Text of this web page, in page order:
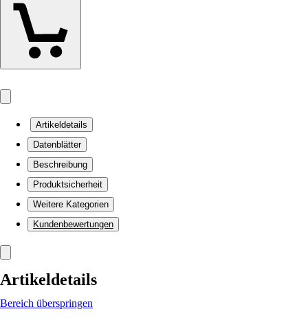
Artikeldetails
Datenblätter
Beschreibung
Produktsicherheit
Weitere Kategorien
Kundenbewertungen
Artikeldetails
Bereich überspringen